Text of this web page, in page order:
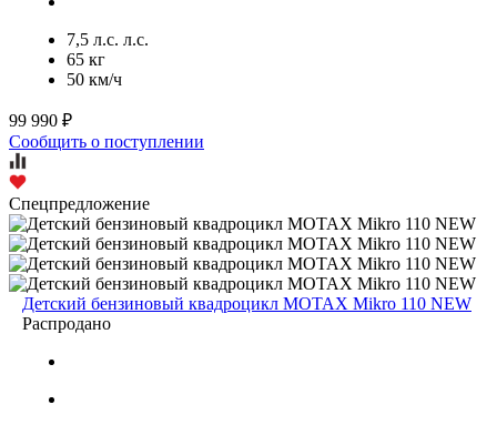
7,5 л.с. л.с.
65 кг
50 км/ч
99 990 ₽
Сообщить о поступлении
Спецпредложение
Детский бензиновый квадроцикл MOTAX Mikro 110 NEW
Распродано